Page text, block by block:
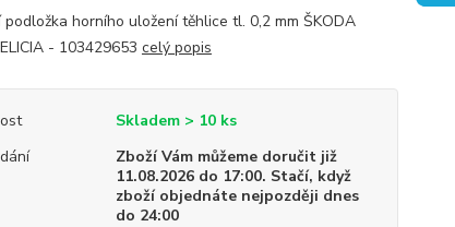
podložka horního uložení těhlice tl. 0,2 mm ŠKODA
- 103429653 celý popis
Skladem > 10 ks
Zboží Vám můžeme doručit již
11.08.2026 do 17:00. Stačí, když
zboží objednáte nejpozději dnes
do 24:00